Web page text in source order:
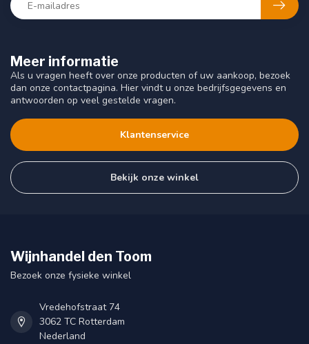
Meer informatie
Als u vragen heeft over onze producten of uw aankoop, bezoek
dan onze contactpagina. Hier vindt u onze bedrijfsgegevens en
antwoorden op veel gestelde vragen.
Klantenservice
Bekijk onze winkel
Wijnhandel den Toom
Bezoek onze fysieke winkel
Vredehofstraat 74
3062 TC Rotterdam
Nederland